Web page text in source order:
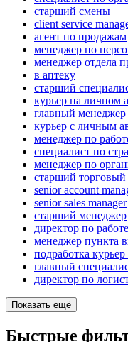
старший смены
client service
агент по продажам
менеджер по
менеджер отдела
в аптеку
старший
курьер на личном
главный менеджер
курьер с личным
менеджер по
специалист по
менеджер по
старший торговый
senior account
senior sales manager
старший менеджер
директор по
менеджер пункта
подработка
главный
директор по
Показать ещё
Быстрые